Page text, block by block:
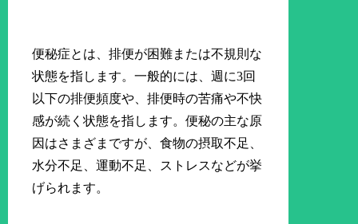
便秘症とは、排便が困難または不規則な
状態を指します。一般的には、週に3回
以下の排便頻度や、排便時の苦痛や不快
感が続く状態を指します。便秘の主な原
因はさまざまですが、食物の摂取不足、
水分不足、運動不足、ストレスなどが挙
げられます。